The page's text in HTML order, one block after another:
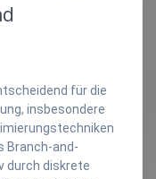
für die
insbesondere
Branch-and-
durch diskrete